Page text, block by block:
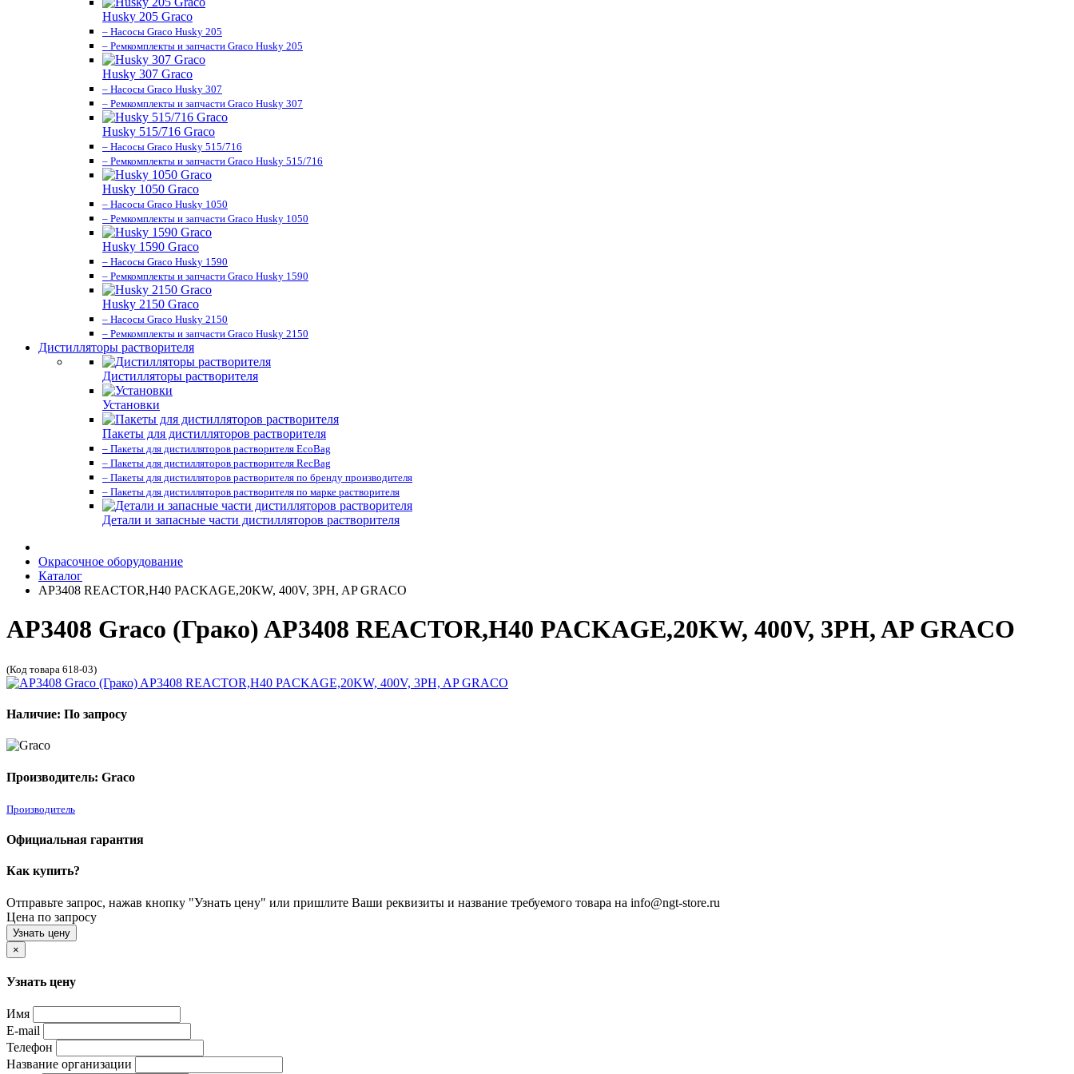
Husky 205 Graco
– Насосы Graco Husky 205
– Ремкомплекты и запчасти Graco Husky 205
Husky 307 Graco
– Насосы Graco Husky 307
– Ремкомплекты и запчасти Graco Husky 307
Husky 515/716 Graco
– Насосы Graco Husky 515/716
– Ремкомплекты и запчасти Graco Husky 515/716
Husky 1050 Graco
– Насосы Graco Husky 1050
– Ремкомплекты и запчасти Graco Husky 1050
Husky 1590 Graco
– Насосы Graco Husky 1590
– Ремкомплекты и запчасти Graco Husky 1590
Husky 2150 Graco
– Насосы Graco Husky 2150
– Ремкомплекты и запчасти Graco Husky 2150
Дистилляторы растворителя
Дистилляторы растворителя
Установки
Пакеты для дистилляторов растворителя
– Пакеты для дистилляторов растворителя EcoBag
– Пакеты для дистилляторов растворителя RecBag
– Пакеты для дистилляторов растворителя по бренду производителя
– Пакеты для дистилляторов растворителя по марке растворителя
Детали и запасные части дистилляторов растворителя
Окрасочное оборудование
Каталог
AP3408 REACTOR,H40 PACKAGE,20KW, 400V, 3PH, AP GRACO
AP3408 Graco (Грако) AP3408 REACTOR,H40 PACKAGE,20KW, 400V, 3PH, AP GRACO
(Код товара 618-03)
Наличие: По запросу
Производитель: Graco
Производитель
Официальная гарантия
Как купить?
Отправьте запрос, нажав кнопку "Узнать цену" или пришлите Ваши реквизиты и название требуемого товара на info@ngt-store.ru
Цена по запросу
Узнать цену
×
Узнать цену
Имя
E-mail
Телефон
Название организации